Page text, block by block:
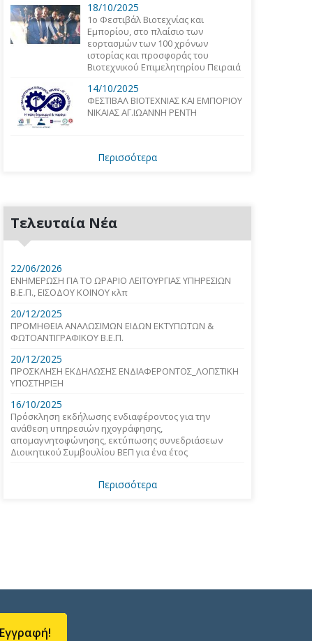
18/10/2025
1o Φεστιβάλ Βιοτεχνίας και
Εμπορίου, στο πλαίσιο των
εορτασμών των 100 χρόνων
ιστορίας και προσφοράς του
Βιοτεχνικού Επιμελητηρίου Πειραιά
14/10/2025
ΦΕΣΤΙΒΑΛ ΒΙΟΤΕΧΝΙΑΣ ΚΑΙ ΕΜΠΟΡΙΟΥ
ΝΙΚΑΙΑΣ ΑΓ.ΙΩΑΝΝΗ ΡΕΝΤΗ
Περισσότερα
Τελευταία Νέα
22/06/2026
ΕΝΗΜΕΡΩΣΗ ΓΙΑ ΤΟ ΩΡΑΡΙΟ ΛΕΙΤΟΥΡΓΙΑΣ ΥΠΗΡΕΣΙΩΝ
Β.Ε.Π., ΕΙΣΟΔΟΥ ΚΟΙΝΟΥ κλπ
20/12/2025
ΠΡΟΜΗΘΕΙΑ ΑΝΑΛΩΣΙΜΩΝ ΕΙΔΩΝ ΕΚΤΥΠΩΤΩΝ &
ΦΩΤΟΑΝΤΙΓΡΑΦΙΚΟΥ Β.Ε.Π.
20/12/2025
ΠΡΟΣΚΛΗΣΗ ΕΚΔΗΛΩΣΗΣ ΕΝΔΙΑΦΕΡΟΝΤΟΣ_ΛΟΓΙΣΤΙΚΗ
ΥΠΟΣΤΗΡΙΞΗ
16/10/2025
Πρόσκληση εκδήλωσης ενδιαφέροντος για την
ανάθεση υπηρεσιών ηχογράφησης,
απομαγνητοφώνησης, εκτύπωσης συνεδριάσεων
Διοικητικού Συμβουλίου ΒΕΠ για ένα έτος
Περισσότερα
Εγγραφή!